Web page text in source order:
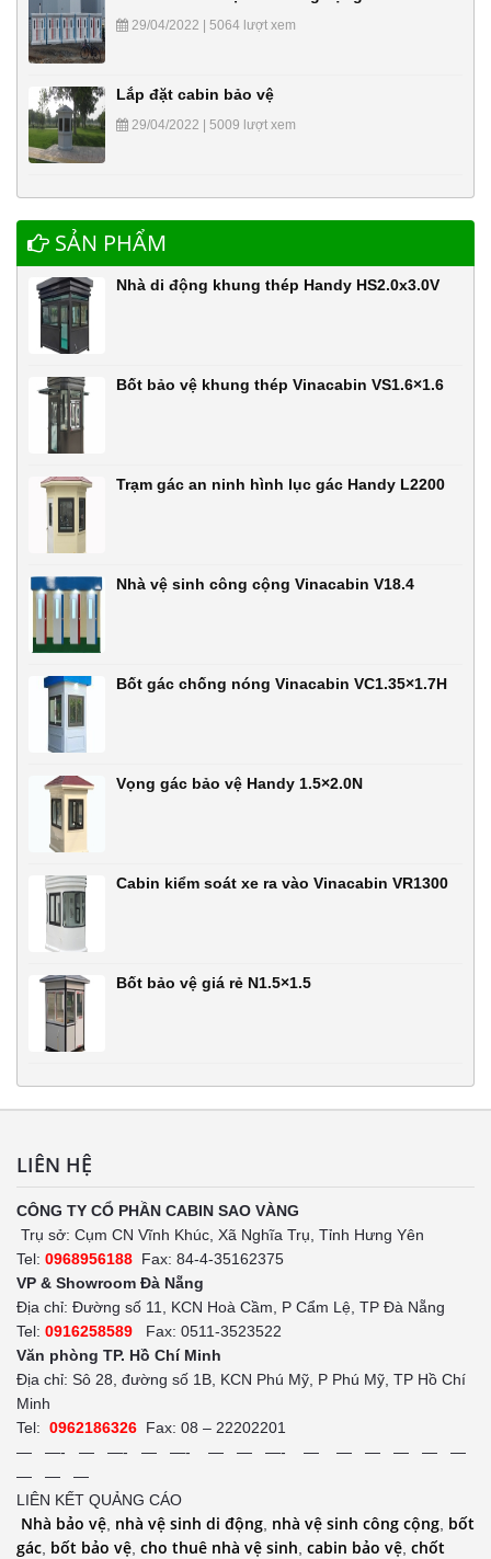
29/04/2022 | 5064 lượt xem
Lắp đặt cabin bảo vệ
29/04/2022 | 5009 lượt xem
SẢN PHẨM
Nhà di động khung thép Handy HS2.0x3.0V
Bốt bảo vệ khung thép Vinacabin VS1.6×1.6
Trạm gác an ninh hình lục gác Handy L2200
Nhà vệ sinh công cộng Vinacabin V18.4
Bốt gác chống nóng Vinacabin VC1.35×1.7H
Vọng gác bảo vệ Handy 1.5×2.0N
Cabin kiểm soát xe ra vào Vinacabin VR1300
Bốt bảo vệ giá rẻ N1.5×1.5
LIÊN HỆ
CÔNG TY CỔ PHẦN CABIN SAO VÀNG
Trụ sở: Cụm CN Vĩnh Khúc, Xã Nghĩa Trụ, Tỉnh Hưng Yên
Tel: 0968956188 Fax: 84-4-35162375
VP & Showroom Đà Nẵng
Địa chỉ: Đường số 11, KCN Hoà Cầm, P Cẩm Lệ, TP Đà Nẵng
Tel: 0916258589 Fax: 0511-3523522
Văn phòng TP. Hồ Chí Minh
Địa chỉ: Sô 28, đường số 1B, KCN Phú Mỹ, P Phú Mỹ, TP Hồ Chí
Minh
Tel: 0962186326 Fax: 08 – 22202201
— —- — —- — —- — — —- — — — — — —
— — —
LIÊN KẾT QUẢNG CÁO
Nhà bảo vệ nhà vệ sinh di động nhà vệ sinh công cộng bốt
gác bốt bảo vệ cho thuê nhà vệ sinh cabin bảo vệ chốt